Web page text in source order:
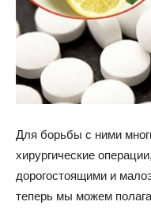
Для борьбы с ними
хирургические
дорогостоящими и
теперь мы можем